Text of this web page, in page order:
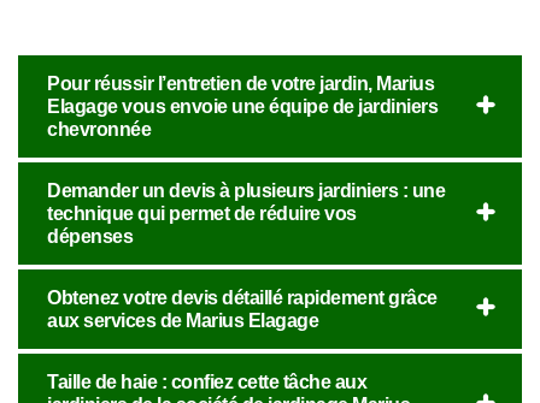
Pour réussir l’entretien de votre jardin, Marius
Elagage vous envoie une équipe de jardiniers
chevronnée
Demander un devis à plusieurs jardiniers : une
technique qui permet de réduire vos
dépenses
Obtenez votre devis détaillé rapidement grâce
aux services de Marius Elagage
Taille de haie : confiez cette tâche aux